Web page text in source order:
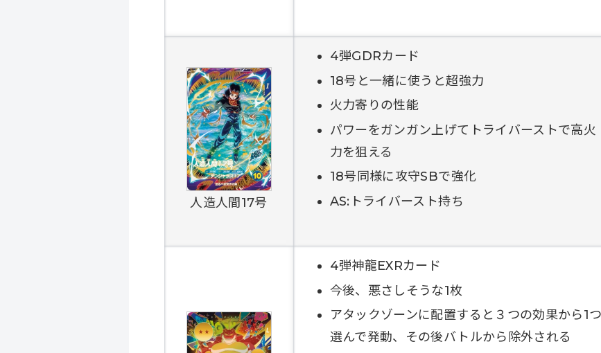
人造人間17号
4弾GDRカード
18号と一緒に使うと超強力
火力寄りの性能
パワーをガンガン上げてトライバーストで高火
力を狙える
18号同様に攻守SBで強化
AS:トライバースト持ち
4弾神龍EXRカード
今後、悪さしそうな1枚
アタックゾーンに配置すると３つの効果から1つ
選んで発動、その後バトルから除外される